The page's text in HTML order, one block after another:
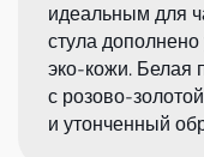
идеальным для
стула
эко-кожи. Белая
с розово-
и утонченный